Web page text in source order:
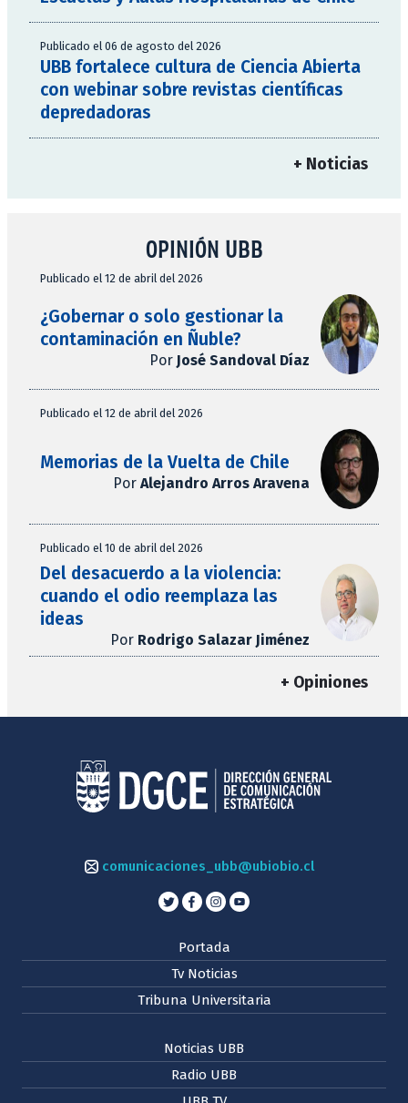
Publicado el 06 de agosto del 2026
UBB fortalece cultura de Ciencia Abierta
con webinar sobre revistas científicas
depredadoras
+ Noticias
OPINIÓN UBB
Publicado el 12 de abril del 2026
¿Gobernar o solo gestionar la
contaminación en Ñuble?
Por José Sandoval Díaz
Publicado el 12 de abril del 2026
Memorias de la Vuelta de Chile
Por Alejandro Arros Aravena
Publicado el 10 de abril del 2026
Del desacuerdo a la violencia:
cuando el odio reemplaza las
ideas
Por Rodrigo Salazar Jiménez
+ Opiniones
comunicaciones_ubb@ubiobio.cl
Portada
Tv Noticias
Tribuna Universitaria
Noticias UBB
Radio UBB